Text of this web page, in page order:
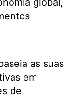
global,
as suas
em
de